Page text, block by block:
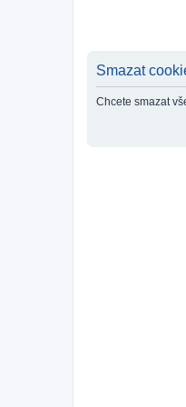
Smazat
Chcete smazat